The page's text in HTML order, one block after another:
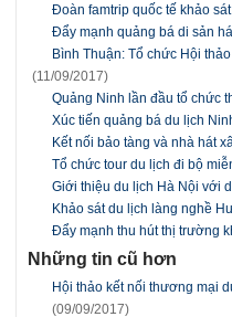
Đoàn famtrip quốc tế khảo
Đẩy mạnh quảng bá di sản
Bình Thuận: Tổ chức Hội
(11/09/2017)
Quảng Ninh lần đầu tổ chức
Xúc tiến quảng bá du lịch
Kết nối bảo tàng và nhà hát
Tổ chức tour du lịch đi bộ
Giới thiệu du lịch Hà Nội với
Khảo sát du lịch làng nghề
Đẩy mạnh thu hút thị trường
Những tin cũ hơn
Hội thảo kết nối thương mại
(09/09/2017)